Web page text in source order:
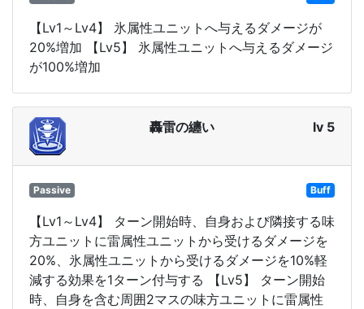
【Lv1～Lv4】 氷属性ユニットへ与えるダメージが
20%増加 【Lv5】 氷属性ユニットへ与えるダメージ
が100%増加
轟雷の纏い lv 5
Passive Buff
【Lv1～Lv4】 ターン開始時、自身および隣接する味
方ユニットに雷属性ユニットから受けるダメージを
20%、氷属性ユニットから受けるダメージを10%軽
減する効果を1ターン付与する 【Lv5】 ターン開始
時、自身を含む周囲2マスの味方ユニットに雷属性